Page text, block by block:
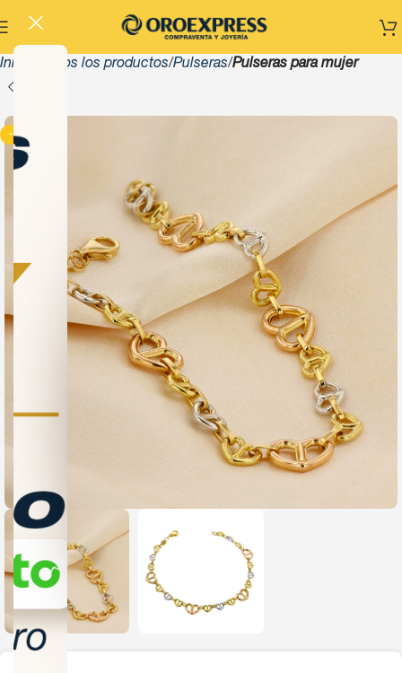
Inicio Todos los productos Pulseras Pulseras para mujer
-13%